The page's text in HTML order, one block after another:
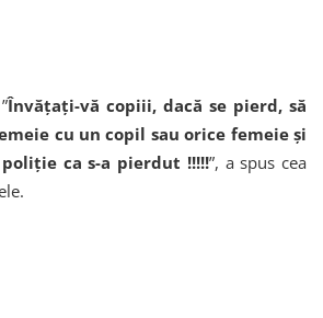
Învățați-vă copiii, dacă se pierd, să
cu un copil sau orice femeie și
ca s-a pierdut !!!!!”, a spus cea